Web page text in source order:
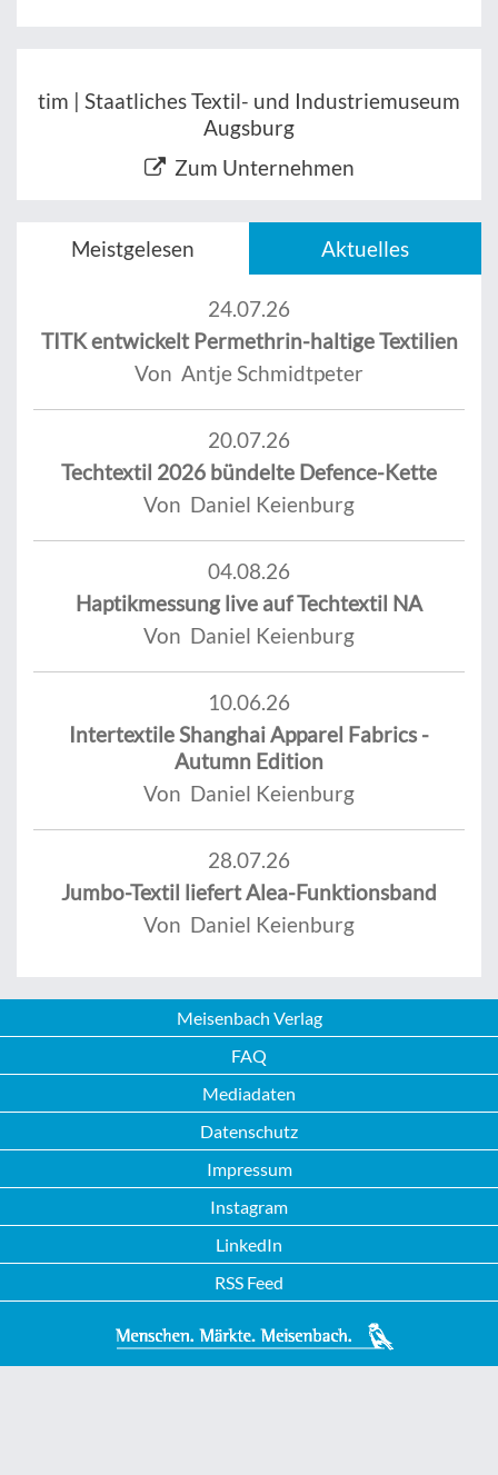
tim | Staatliches Textil- und Industriemuseum
Augsburg
Zum Unternehmen
Meistgelesen Aktuelles
24.07.26
TITK entwickelt Permethrin-haltige Textilien
Von Antje Schmidtpeter
20.07.26
Techtextil 2026 bündelte Defence-Kette
Von Daniel Keienburg
04.08.26
Haptikmessung live auf Techtextil NA
Von Daniel Keienburg
10.06.26
Intertextile Shanghai Apparel Fabrics -
Autumn Edition
Von Daniel Keienburg
28.07.26
Jumbo-Textil liefert Alea-Funktionsband
Von Daniel Keienburg
Meisenbach Verlag
FAQ
Mediadaten
Datenschutz
Impressum
Instagram
LinkedIn
RSS Feed